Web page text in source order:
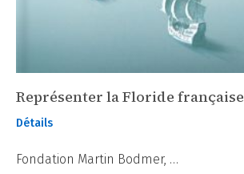
Représenter la Floride française
Détails
Fondation Martin Bodmer, …